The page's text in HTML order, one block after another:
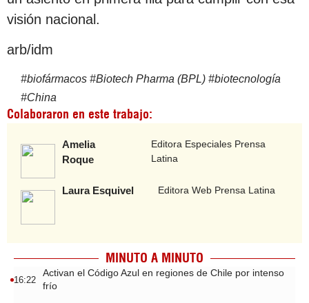
visión nacional.
arb/idm
#biofármacos #Biotech Pharma (BPL) #biotecnología
#China
Colaboraron en este trabajo:
Amelia
Roque
Editora Especiales Prensa
Latina
Laura Esquivel Editora Web Prensa Latina
MINUTO A MINUTO
16:22
Activan el Código Azul en regiones de Chile por intenso
frío